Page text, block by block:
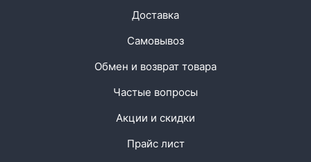
Доставка
Самовывоз
Обмен и возврат товара
Частые вопросы
Акции и скидки
Прайс лист